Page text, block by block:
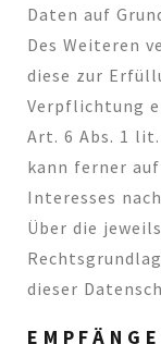
Daten auf
Des Weiteren
diese zur
Verpflichtung
Art. 6 Abs. 1 lit.
kann ferner
Interesses
Über die
dieser